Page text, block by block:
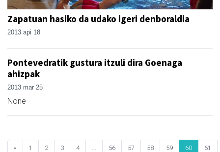
Zapatuan hasiko da udako igeri denboraldia
2013 api 18
Pontevedratik gustura itzuli dira Goenaga
ahizpak
2013 mar 25
None
« 1 2 3 4 56 57 58 59 60 61